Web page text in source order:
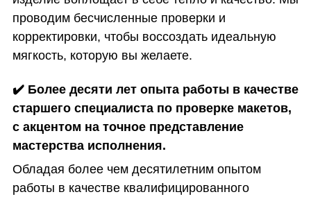
проводим бесчисленные проверки и
корректировки, чтобы воссоздать идеальную
мягкость, которую вы желаете.
✔️Более десяти лет опыта работы в качестве
старшего специалиста по проверке макетов,
с акцентом на точное представление
мастерства исполнения.
Обладая более чем десятилетним опытом
работы в качестве квалифицированного